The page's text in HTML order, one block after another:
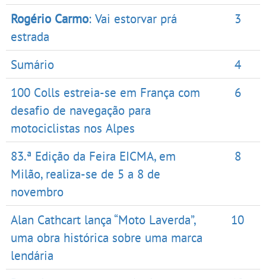
Rogério Carmo: Vai estorvar prá
estrada
3
Sumário
4
100 Colls estreia-se em França com
desafio de navegação para
motociclistas nos Alpes
6
83.ª Edição da Feira EICMA, em
Milão, realiza-se de 5 a 8 de
novembro
8
Alan Cathcart lança “Moto Laverda”,
uma obra histórica sobre uma marca
lendária
10